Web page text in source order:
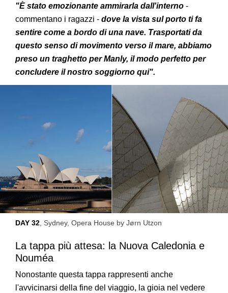
"È stato emozionante ammirarla dall'interno -
commentano i ragazzi - dove la vista sul porto ti fa
sentire come a bordo di una nave. Trasportati da
questo senso di movimento verso il mare, abbiamo
preso un traghetto per Manly, il modo perfetto per
concludere il nostro soggiorno qui".
DAY 32, Sydney, Opera House by Jørn Utzon
La tappa più attesa: la Nuova Caledonia e
Nouméa
Nonostante questa tappa rappresenti anche
l'avvicinarsi della fine del viaggio, la gioia nel vedere